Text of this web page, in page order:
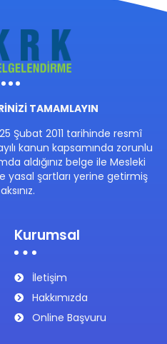
TAMAMLAYIN
Şubat 2011 tarihinde resmî
kanun kapsamında zorunlu
aldığınız belge ile Mesleki
yasal şartları yerine getirmiş
Kurumsal
İletişim
Hakkımızda
Online Başvuru